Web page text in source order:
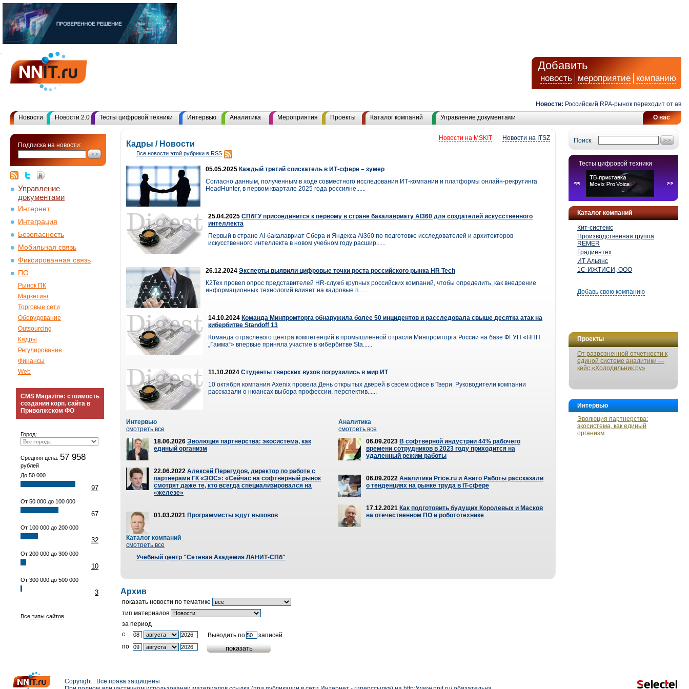
Добавить
новость мероприятие компанию
Новости: Российский RPA-рынок переходит от
О нас
Новости Новости 2.0 Тесты цифровой техники Интервью Аналитика Мероприятия Проекты Каталог компаний Управление документами
Подписка на новости:
Управление
документами
Интернет
Интеграция
Безопасность
Мобильная связь
Фиксированная связь
ПО
Рынок ПК
Маркетинг
Торговые сети
Оборудование
Outsourcing
Кадры
Регулирование
Финансы
Web
CMS Magazine: стоимость
создания корп. сайта в
Приволжском ФО
Город:
Средняя цена: 57 958
рублей
До 50 000
97
От 50 000 до 100 000
67
От 100 000 до 200 000
32
От 200 000 до 300 000
10
От 300 000 до 500 000
3
Все типы сайтов
Поиск:
Тесты цифровой техники
Каталог компаний
Кит-системс
Производственная группа
REMER
Градиентех
ИТ Альянс
1С-ИЖТИСИ, ООО
Добавь свою компанию
Проекты
От разрозненной отчетности к
единой системе аналитики —
кейс «Холодильник.ру»
Интервью
Эволюция партнерства:
экосистема, как единый
организм
Новости на ITSZ
Новости на MSKIT
Кадры / Новости
Все новости этой рубрики в RSS
05.05.2025 Каждый третий соискатель в ИТ-сфере – зумер
Согласно данным, полученным в ходе совместного исследования ИТ-компании и платформы онлайн-рекрутинга
HeadHunter, в первом квартале 2025 года россияне......
25.04.2025 СПбГУ присоединится к первому в стране бакалавриату AI360 для создателей искусственного
интеллекта
Первый в стране AI-бакалавриат Сбера и Яндекса AI360 по подготовке исследователей и архитекторов
искусственного интеллекта в новом учебном году расшир......
26.12.2024 Эксперты выявили цифровые точки роста российского рынка HR Tech
К2Тех провел опрос представителей HR-служб крупных российских компаний, чтобы определить, как внедрение
информационных технологий влияет на кадровые п......
14.10.2024 Команда Минпромторга обнаружила более 50 инцидентов и расследовала свыше десятка атак на
кибербитве Standoff 13
Команда отраслевого центра компетенций в промышленной отрасли Минпромторга России на базе ФГУП «НПП
„Гамма“» впервые приняла участие в кибербитве Sta......
11.10.2024 Студенты тверских вузов погрузились в мир ИТ
10 октября компания Axenix провела День открытых дверей в своем офисе в Твери. Руководители компании
рассказали о нюансах выбора профессии, перспектив......
Интервью
смотреть все
18.06.2026 Эволюция партнерства: экосистема, как
единый организм
22.06.2022 Алексей Перегудов, директор по работе с
партнерами ГК «ЭОС»: «Сейчас на софтверный рынок
смотрят даже те, кто всегда специализировался на
«железе»
01.03.2021 Программисты ждут вызовов
Аналитика
смотреть все
06.09.2023 В софтверной индустрии 44% рабочего
времени сотрудников в 2023 году приходится на
удаленный режим работы
06.09.2022 Аналитики Price.ru и Авито Работы рассказали
о тенденциях на рынке труда в IT-сфере
17.12.2021 Как подготовить будущих Королевых и Масков
на отечественном ПО и робототехнике
Каталог компаний
смотреть все
Учебный центр "Сетевая Академия ЛАНИТ-СПб"
Архив
показать новости по тематике
тип материалов
за период
c
Выводить по
записей
по
Copyright . Все права защищены